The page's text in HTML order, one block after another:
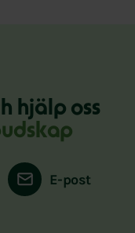
hjälp oss
E-post